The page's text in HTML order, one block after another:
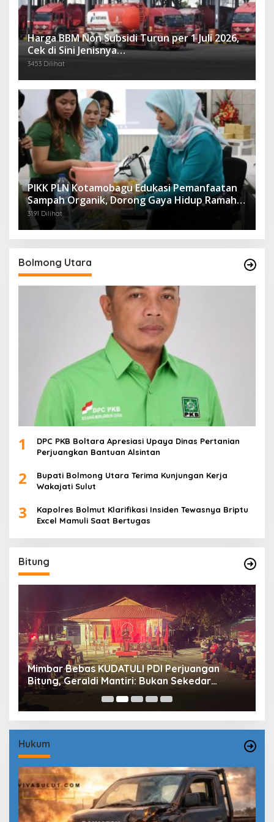
Harga BBM Non Subsidi Turun per 1 Juli 2026,
Cek di Sini Jenisnya…
3453 Dilihat
PIKK PLN Kotamobagu Edukasi Pemanfaatan
Sampah Organik, Dorong Gaya Hidup Ramah
Lingkungan
3191 Dilihat
Bolmong Utara
1
DPC PKB Boltara Apresiasi Upaya Dinas Pertanian
Perjuangkan Bantuan Alsintan
2
Bupati Bolmong Utara Terima Kunjungan Kerja
Wakajati Sulut
3
Kapolres Bolmut Klarifikasi Insiden Tewasnya Briptu
Excel Mamuli Saat Bertugas
Bitung
Mimbar Bebas KUDATULI PDI Perjuangan
Bitung, Geraldi Mantiri: Bukan Sekedar
Sejarah
Hukum